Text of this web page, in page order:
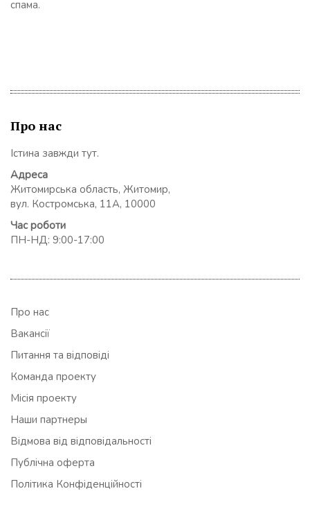
спама.
Про нас
Істина завжди тут.
Адреса
Житомирська область, Житомир,
вул. Костромська, 11А, 10000
Час роботи
ПН-НД: 9:00-17:00
Про нас
Вакансії
Питання та відповіді
Команда проекту
Місія проекту
Наши партнеры
Відмова від відповідальності
Публічна оферта
Політика Конфіденційності